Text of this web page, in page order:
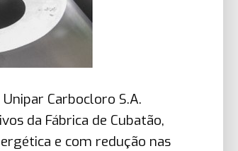
Carbocloro S.A.
da Fábrica de Cubatão,
e com redução nas